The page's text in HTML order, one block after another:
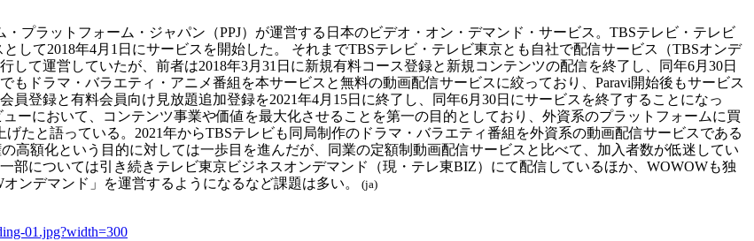
・プラットフォーム・ジャパン（PPJ）が運営する日本のビデオ・オン・デマンド・サービス。TBSテレビ・テレビ
して2018年4月1日にサービスを開始した。 それまでTBSテレビ・テレビ東京とも自社で配信サービス（TBSオンデ
して運営していたが、前者は2018年3月31日に新規有料コース登録と新規コンテンツの配信を終了し、同年6月30日
もドラマ・バラエティ・アニメ番組を本サービスと無料の動画配信サービスに絞っており、Paravi開始後もサービス
員登録と有料会員向け見放題追加登録を2021年4月15日に終了し、同年6月30日にサービスを終了することになっ
ーにおいて、コンテンツ事業や価値を最大化させることを第一の目的としており、外資系のプラットフォームに買
たと語っている。2021年からTBSテレビも同局制作のドラマ・バラエティ番組を外資系の動画配信サービスである
高額化という目的に対しては一歩目を進んだが、同業の定額制動画配信サービスと比べて、加入者数が低迷してい
部については引き続きテレビ東京ビジネスオンデマンド（現・テレ東BIZ）にて配信しているほか、WOWOWも独
ンデマンド」を運営するようになるなど課題は多い。
(ja)
01.jpg?width=300